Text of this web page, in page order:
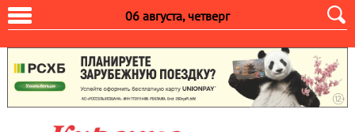
06 августа, четверг